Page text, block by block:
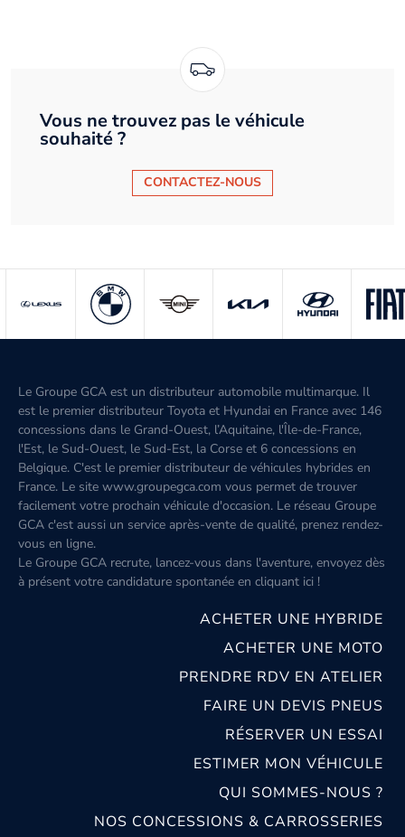
Vous ne trouvez pas le véhicule
souhaité ?
CONTACTEZ-NOUS
Le Groupe GCA est un distributeur automobile multimarque. Il
est le premier distributeur Toyota et Hyundai en France avec 146
concessions dans le Grand-Ouest, l’Aquitaine, l'Île-de-France,
l'Est, le Sud-Ouest, le Sud-Est, la Corse et 6 concessions en
Belgique. C'est le premier distributeur de véhicules hybrides en
France. Le site www.groupegca.com vous permet de trouver
facilement votre prochain véhicule d'occasion. Le réseau Groupe
GCA c'est aussi un service après-vente de qualité, prenez rendez-
vous en ligne.
Le Groupe GCA recrute, lancez-vous dans l'aventure, envoyez dès
à présent votre candidature spontanée en cliquant ici !
ACHETER UNE HYBRIDE
ACHETER UNE MOTO
PRENDRE RDV EN ATELIER
FAIRE UN DEVIS PNEUS
RÉSERVER UN ESSAI
ESTIMER MON VÉHICULE
QUI SOMMES-NOUS ?
NOS CONCESSIONS & CARROSSERIES